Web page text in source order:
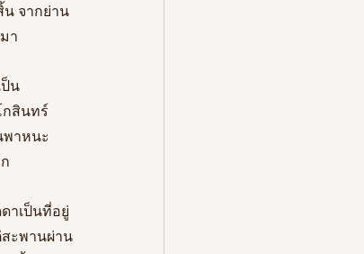
จากย่าน
า
น
กสินทร์
พาหนะ
าเป็นที่อยู่
ะพานผ่าน